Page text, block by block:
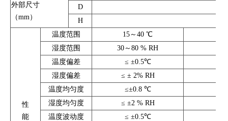
外部尺寸
（mm）
D
H
性
能
温度范围
15～40 ℃
湿度范围
30～80 % RH
温度偏差
≤ ±0.5℃
湿度偏差
≤ ± 2% RH
温度均匀度
≤±0.8 ℃
湿度均匀度
≤ ±2 % RH
温度波动度
≤ ±0.5℃